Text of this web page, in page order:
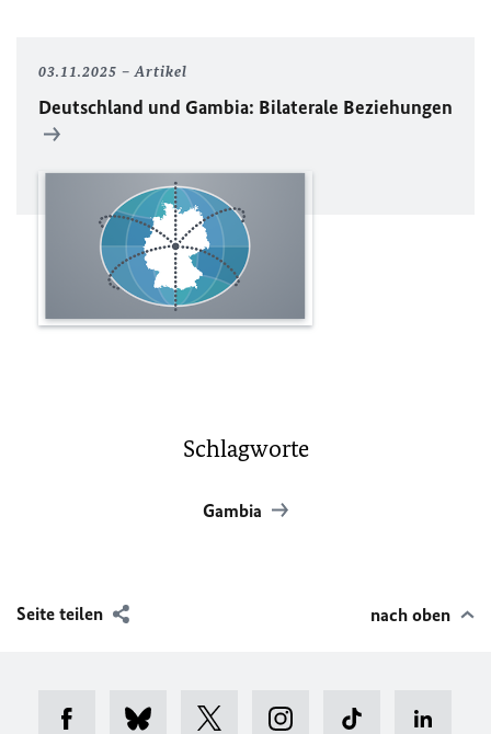
03.11.2025 Artikel
Deutschland und Gambia: Bilaterale Beziehungen
Schlagworte
Gambia
Seite teilen nach oben